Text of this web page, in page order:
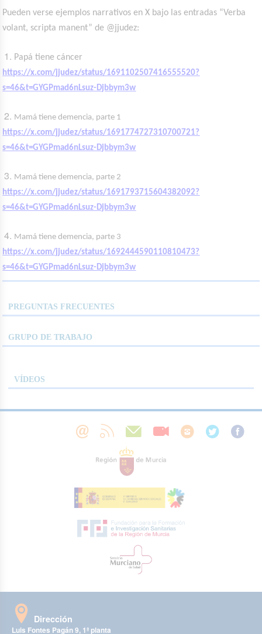
Pueden verse ejemplos narrativos en X bajo las entradas “Verba
volant, scripta manent” de @jjudez:
Papá tiene cáncer
https://x.com/jjudez/status/1691102507416555520?
s=46&t=GYGPmad6nLsuz-Djbbym3w
Mamá tiene demencia, parte 1
https://x.com/jjudez/status/1691774727310700721?
s=46&t=GYGPmad6nLsuz-Djbbym3w
Mamá tiene demencia, parte 2
https://x.com/jjudez/status/1691793715604382092?
s=46&t=GYGPmad6nLsuz-Djbbym3w
Mamá tiene demencia, parte 3
https://x.com/jjudez/status/1692444590110810473?
s=46&t=GYGPmad6nLsuz-Djbbym3w
PREGUNTAS FRECUENTES
GRUPO DE TRABAJO
VÍDEOS
Dirección
Luis Fontes Pagán 9, 1ª planta